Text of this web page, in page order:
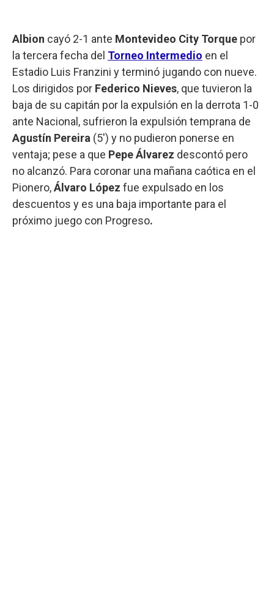
Albion cayó 2-1 ante Montevideo City Torque por
la tercera fecha del Torneo Intermedio en el
Estadio Luis Franzini y terminó jugando con nueve.
Los dirigidos por Federico Nieves, que tuvieron la
baja de su capitán por la expulsión en la derrota 1-0
ante Nacional, sufrieron la expulsión temprana de
Agustín Pereira (5') y no pudieron ponerse en
ventaja; pese a que Pepe Álvarez descontó pero
no alcanzó. Para coronar una mañana caótica en el
Pionero,Álvaro López fue expulsado en los
descuentos y es una baja importante para el
próximo juego con Progreso.